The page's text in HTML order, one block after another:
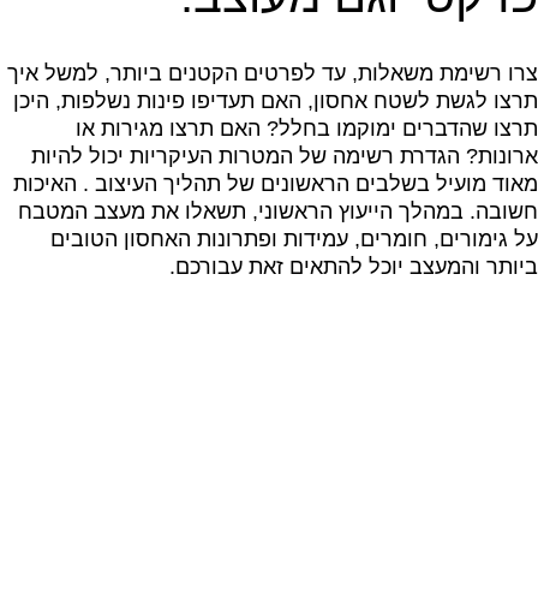
צרו רשימת משאלות, עד לפרטים הקטנים ביותר, למשל איך
תרצו לגשת לשטח אחסון, האם תעדיפו פינות נשלפות, היכן
תרצו שהדברים ימוקמו בחלל? האם תרצו מגירות או
ארונות? הגדרת רשימה של המטרות העיקריות יכול להיות
מאוד מועיל בשלבים הראשונים של תהליך העיצוב . האיכות
חשובה. במהלך הייעוץ הראשוני, תשאלו את מעצב המטבח
על גימורים, חומרים, עמידות ופתרונות האחסון הטובים
ביותר והמעצב יוכל להתאים זאת עבורכם.